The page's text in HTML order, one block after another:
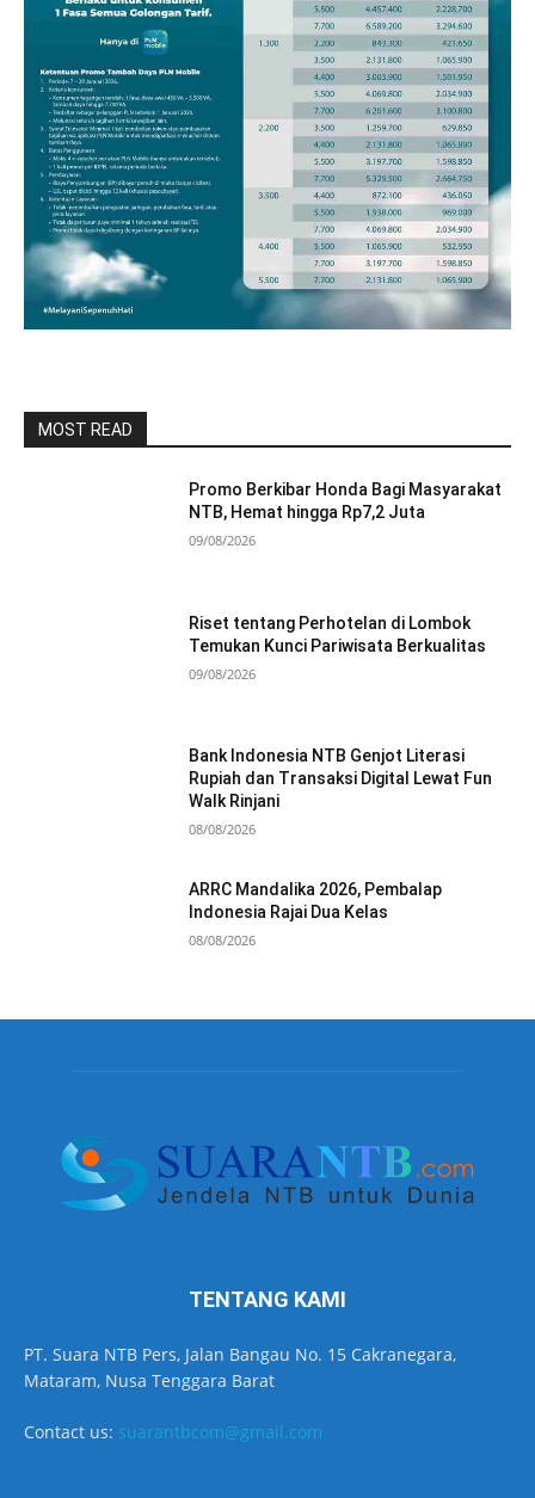
MOST READ
Promo Berkibar Honda Bagi Masyarakat
NTB, Hemat hingga Rp7,2 Juta
09/08/2026
Riset tentang Perhotelan di Lombok
Temukan Kunci Pariwisata Berkualitas
09/08/2026
Bank Indonesia NTB Genjot Literasi
Rupiah dan Transaksi Digital Lewat Fun
Walk Rinjani
08/08/2026
ARRC Mandalika 2026, Pembalap
Indonesia Rajai Dua Kelas
08/08/2026
TENTANG KAMI
PT. Suara NTB Pers, Jalan Bangau No. 15 Cakranegara,
Mataram, Nusa Tenggara Barat
Contact us: suarantbcom@gmail.com